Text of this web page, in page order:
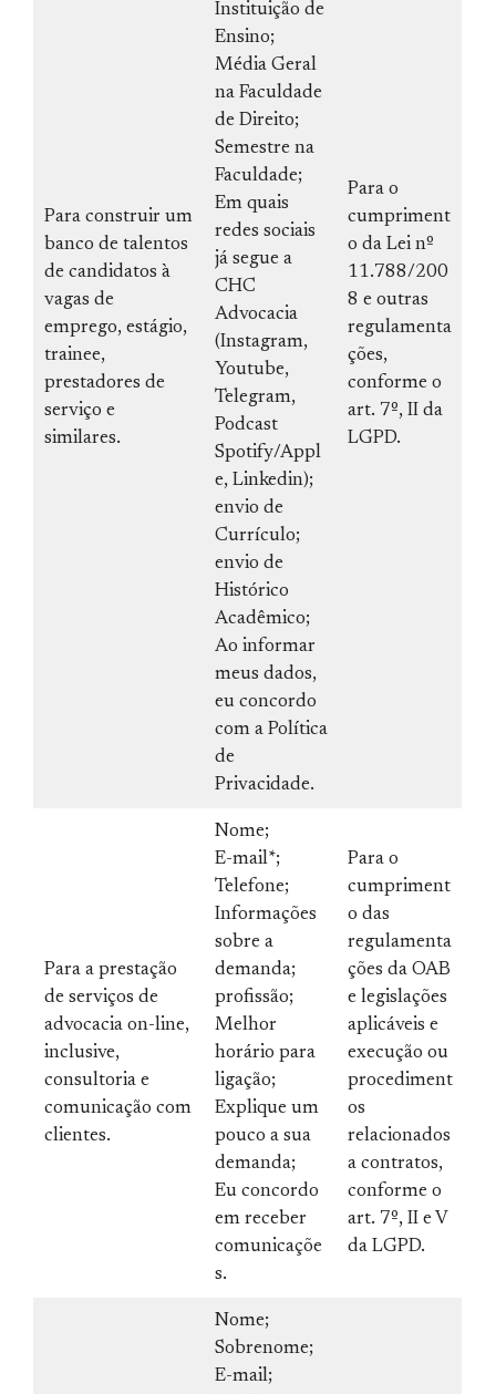
Para construir um
banco de talentos
de candidatos à
vagas de
emprego, estágio,
trainee,
prestadores de
serviço e
similares.
Instituição de
Ensino;
Média Geral
na Faculdade
de Direito;
Semestre na
Faculdade;
Em quais
redes sociais
já segue a
CHC
Advocacia
(Instagram,
Youtube,
Telegram,
Podcast
Spotify/Appl
e, Linkedin);
envio de
Currículo;
envio de
Histórico
Acadêmico;
Ao informar
meus dados,
eu concordo
com a Política
de
Privacidade.
Para o
cumpriment
o da Lei nº
11.788/200
8 e outras
regulamenta
ções,
conforme o
art. 7º, II da
LGPD.
Para a prestação
de serviços de
advocacia on-line,
inclusive,
consultoria e
comunicação com
clientes.
Nome;
E-mail*;
Telefone;
Informações
sobre a
demanda;
profissão;
Melhor
horário para
ligação;
Explique um
pouco a sua
demanda;
Eu concordo
em receber
comunicaçõe
s.
Para o
cumpriment
o das
regulamenta
ções da OAB
e legislações
aplicáveis e
execução ou
procediment
os
relacionados
a contratos,
conforme o
art. 7º, II e V
da LGPD.
Nome;
Sobrenome;
E-mail;